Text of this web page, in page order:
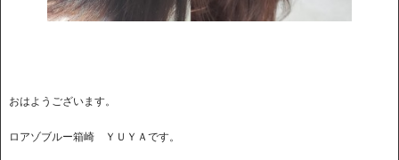
おはようございます。
ロアゾブルー箱崎 ＹＵＹＡです。